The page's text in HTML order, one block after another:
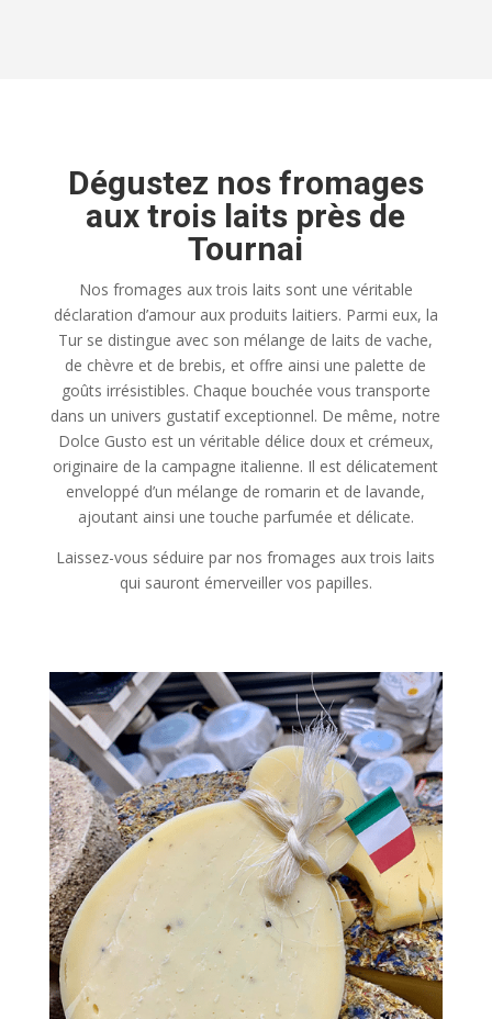
Dégustez nos fromages
aux trois laits près de
Tournai
Nos fromages aux trois laits sont une véritable
déclaration d’amour aux produits laitiers. Parmi eux, la
Tur se distingue avec son mélange de laits de vache,
de chèvre et de brebis, et offre ainsi une palette de
goûts irrésistibles. Chaque bouchée vous transporte
dans un univers gustatif exceptionnel. De même, notre
Dolce Gusto est un véritable délice doux et crémeux,
originaire de la campagne italienne. Il est délicatement
enveloppé d’un mélange de romarin et de lavande,
ajoutant ainsi une touche parfumée et délicate.
Laissez-vous séduire par nos fromages aux trois laits
qui sauront émerveiller vos papilles.